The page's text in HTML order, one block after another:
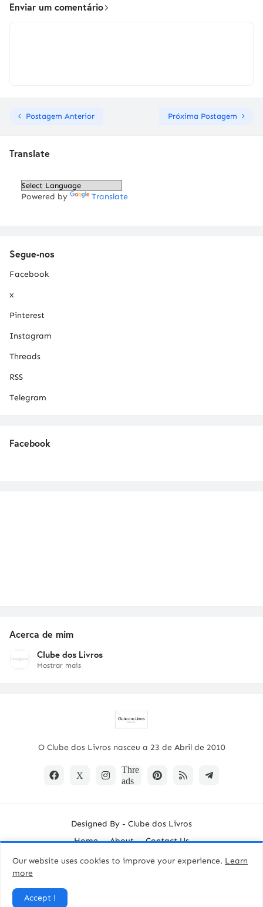
Enviar um comentário
Postagem Anterior Próxima Postagem
Translate
Powered by Translate
Segue-nos
Facebook
x
Pinterest
Instagram
Threads
RSS
Telegram
Facebook
Acerca de mim
Clube dos Livros
Mostrar mais
O Clube dos Livros nasceu a 23 de Abril de 2010
Designed By - Clube dos Livros
Home
About
Contact Us
Our website uses cookies to improve your experience. Learn
more
Accept !